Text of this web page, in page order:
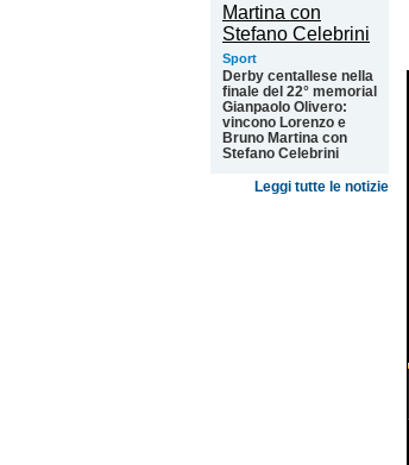
Sport
Derby centallese nella
finale del 22° memorial
Gianpaolo Olivero:
vincono Lorenzo e
Bruno Martina con
Stefano Celebrini
Leggi tutte le notizie